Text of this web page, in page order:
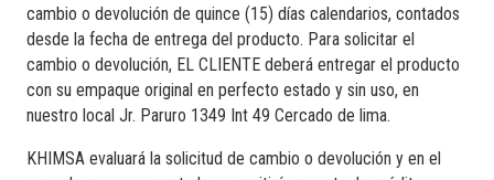
cambio o devolución de quince (15) días calendarios, contados
desde la fecha de entrega del producto. Para solicitar el
cambio o devolución, EL CLIENTE deberá entregar el producto
con su empaque original en perfecto estado y sin uso, en
nuestro local Jr. Paruro 1349 Int 49 Cercado de lima.
KHIMSA evaluará la solicitud de cambio o devolución y en el